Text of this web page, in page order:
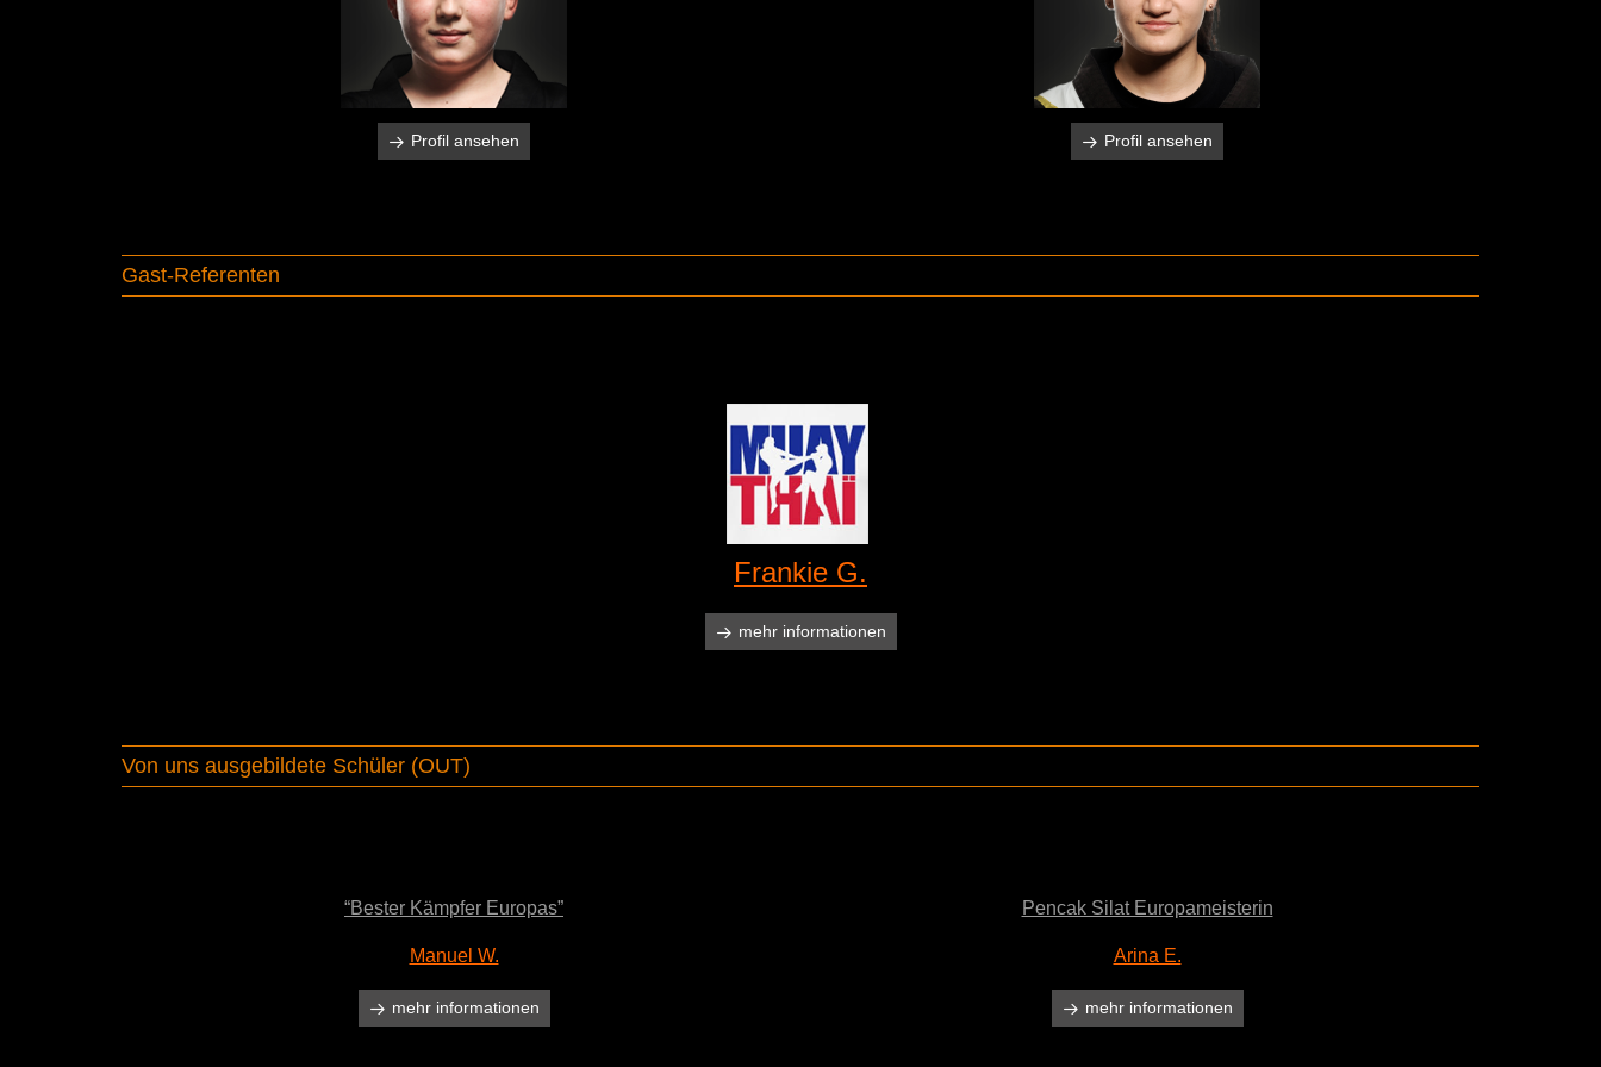
Profil ansehen Profil ansehen
Gast-Referenten
Frankie G.
mehr informationen
Von uns ausgebildete Schüler (OUT)
“Bester Kämpfer Europas”
Manuel W.
mehr informationen
Pencak Silat Europameisterin
Arina E.
mehr informationen